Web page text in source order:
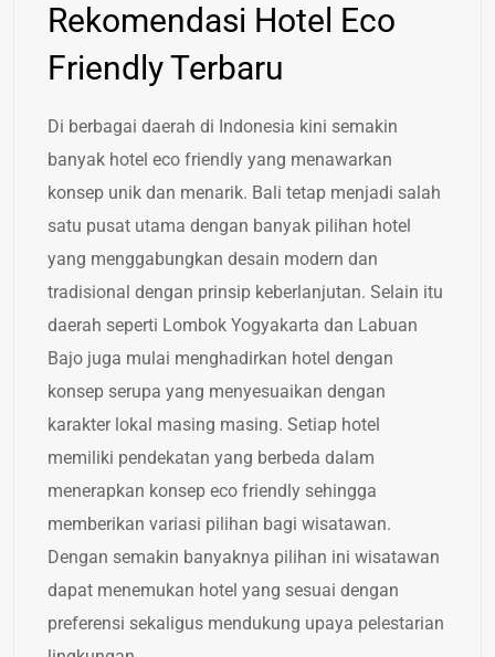
Rekomendasi Hotel Eco
Friendly Terbaru
Di berbagai daerah di Indonesia kini semakin
banyak hotel eco friendly yang menawarkan
konsep unik dan menarik. Bali tetap menjadi salah
satu pusat utama dengan banyak pilihan hotel
yang menggabungkan desain modern dan
tradisional dengan prinsip keberlanjutan. Selain itu
daerah seperti Lombok Yogyakarta dan Labuan
Bajo juga mulai menghadirkan hotel dengan
konsep serupa yang menyesuaikan dengan
karakter lokal masing masing. Setiap hotel
memiliki pendekatan yang berbeda dalam
menerapkan konsep eco friendly sehingga
memberikan variasi pilihan bagi wisatawan.
Dengan semakin banyaknya pilihan ini wisatawan
dapat menemukan hotel yang sesuai dengan
preferensi sekaligus mendukung upaya pelestarian